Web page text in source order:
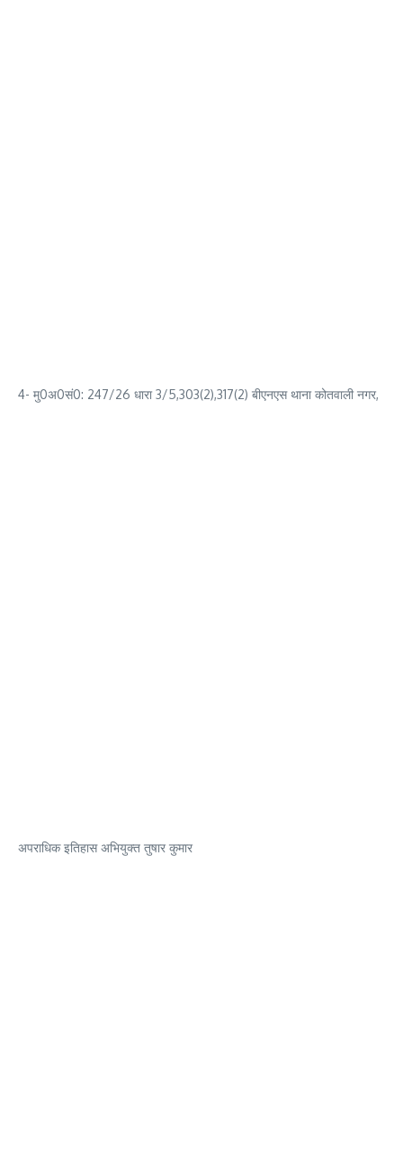
4- मु0अ0सं0: 247/26 धारा 3/5,303(2),317(2) बीएनएस थाना कोतवाली नगर,
अपराधिक इतिहास अभियुक्त तुषार कुमार